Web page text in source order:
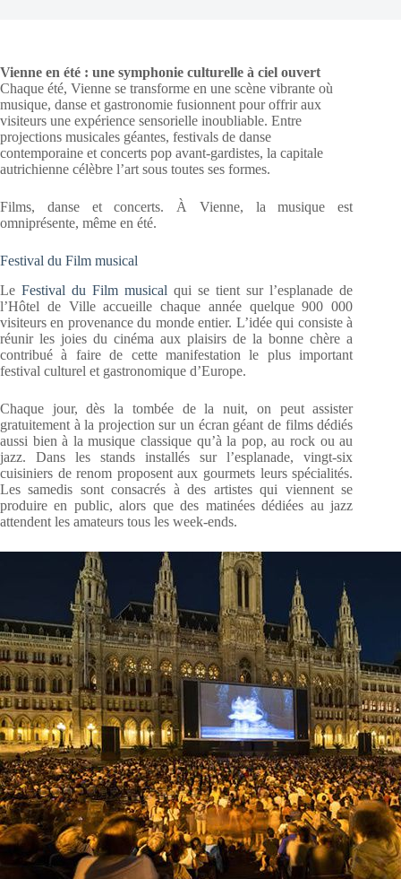
Vienne en été : une symphonie culturelle à ciel ouvert
Chaque été, Vienne se transforme en une scène vibrante où
musique, danse et gastronomie fusionnent pour offrir aux
visiteurs une expérience sensorielle inoubliable. Entre
projections musicales géantes, festivals de danse
contemporaine et concerts pop avant-gardistes, la capitale
autrichienne célèbre l’art sous toutes ses formes.
Films, danse et concerts. À Vienne, la musique est
omniprésente, même en été.
Festival du Film musical
LeFestival du Film musical qui se tient sur l’esplanade de
l’Hôtel de Ville accueille chaque année quelque 900 000
visiteurs en provenance du monde entier. L’idée qui consiste à
réunir les joies du cinéma aux plaisirs de la bonne chère a
contribué à faire de cette manifestation le plus important
festival culturel et gastronomique d’Europe.
Chaque jour, dès la tombée de la nuit, on peut assister
gratuitement à la projection sur un écran géant de films dédiés
aussi bien à la musique classique qu’à la pop, au rock ou au
jazz. Dans les stands installés sur l’esplanade, vingt-six
cuisiniers de renom proposent aux gourmets leurs spécialités.
Les samedis sont consacrés à des artistes qui viennent se
produire en public, alors que des matinées dédiées au jazz
attendent les amateurs tous les week-ends.